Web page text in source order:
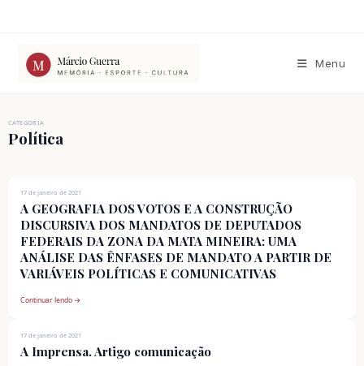
conteúdo
Menu
CATEGORIA
Política
17 de janeiro de 2021
A GEOGRAFIA DOS VOTOS E A CONSTRUÇÃO
DISCURSIVA DOS MANDATOS DE DEPUTADOS
FEDERAIS DA ZONA DA MATA MINEIRA: UMA
ANÁLISE DAS ÊNFASES DE MANDATO A PARTIR DE
VARIÁVEIS POLÍTICAS E COMUNICATIVAS
Continuar lendo →
17 de janeiro de 2021
A Imprensa. Artigo comunicação